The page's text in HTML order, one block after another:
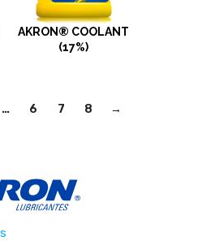
AKRON® COOLANT
(17%)
… 6 7 8 →